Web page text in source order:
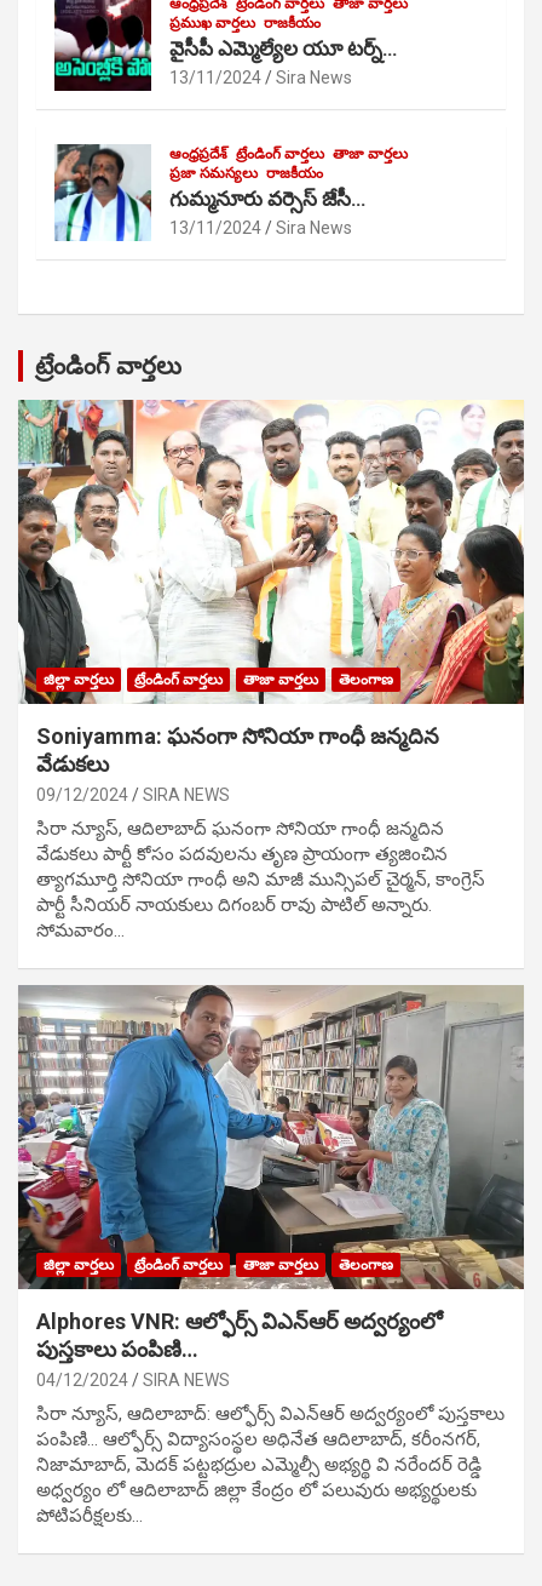
ఆంధ్రప్రదేశ్ ట్రేండింగ్ వార్తలు తాజా వార్తలు
ప్రముఖ వార్తలు రాజకీయం
వైసీపీ ఎమ్మెల్యేల యూ టర్న్…
13/11/2024 Sira News
ఆంధ్రప్రదేశ్ ట్రేండింగ్ వార్తలు తాజా వార్తలు
ప్రజా సమస్యలు రాజకీయం
గుమ్మనూరు వర్సెస్ జేసీ…
13/11/2024 Sira News
ట్రేండింగ్ వార్తలు
జిల్లా వార్తలు ట్రేండింగ్ వార్తలు తాజా వార్తలు తెలంగాణ
Soniyamma: ఘ‌నంగా సోనియా గాంధీ జ‌న్మ‌దిన
వేడుక‌లు
09/12/2024 SIRA NEWS
సిరా న్యూస్, ఆదిలాబాద్ ఘ‌నంగా సోనియా గాంధీ జ‌న్మ‌దిన
వేడుక‌లు పార్టీ కోసం ప‌ద‌వుల‌ను తృణ ప్రాయంగా త్య‌జించిన
త్యాగమూర్తి సోనియా గాంధీ అని మాజీ మున్సిప‌ల్ చైర్మ‌న్, కాంగ్రెస్
పార్టీ సీనియ‌ర్ నాయ‌కులు దిగంబ‌ర్ రావు పాటిల్ అన్నారు.
సోమవారం…
జిల్లా వార్తలు ట్రేండింగ్ వార్తలు తాజా వార్తలు తెలంగాణ
Alphores VNR: ఆల్ఫోర్స్ విఎన్ఆర్ అద్వర్యంలో
పుస్తకాలు పంపిణి…
04/12/2024 SIRA NEWS
సిరా న్యూస్, ఆదిలాబాద్: ఆల్ఫోర్స్ విఎన్ఆర్ అద్వర్యంలో పుస్తకాలు
పంపిణి… ఆల్ఫోర్స్ విద్యాసంస్థల అధినేత ఆదిలాబాద్, కరీంనగర్,
నిజామాబాద్, మెదక్ పట్టభద్రుల ఎమ్మెల్సీ అభ్యర్థి వి నరేందర్ రెడ్డి
అధ్వర్యం లో ఆదిలాబాద్ జిల్లా కేంద్రం లో పలువురు అభ్యర్థులకు
పోటిప‌రీక్ష‌ల‌కు…